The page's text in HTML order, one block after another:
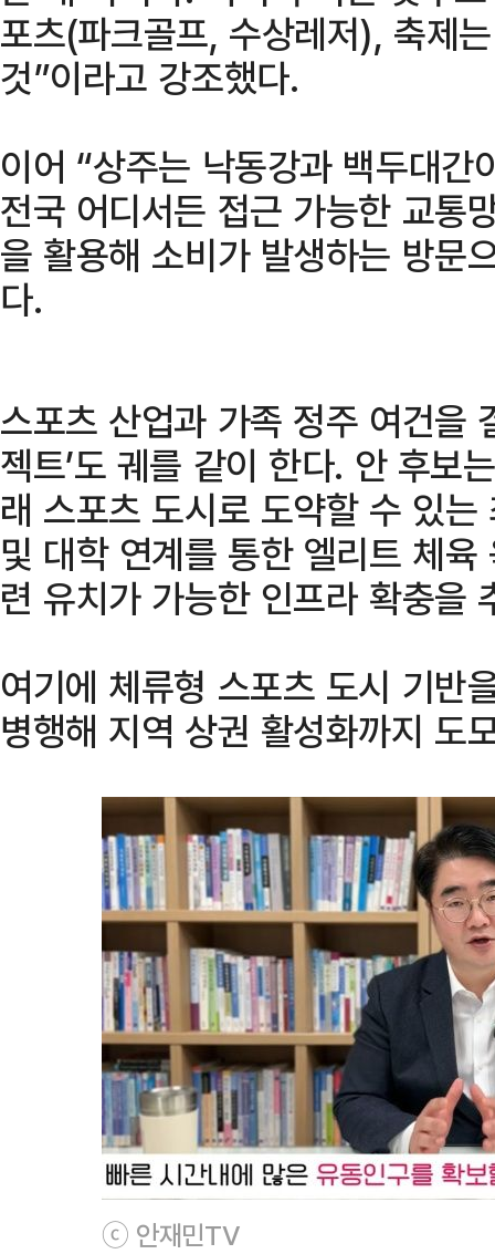
포츠(파크골프, 수상레저), 축제
것”이라고 강조했다.
이어 “상주는 낙동강과 백두대
전국 어디서든 접근 가능한 교통
을 활용해 소비가 발생하는 방문
다.
스포츠 산업과 가족 정주 여건을
젝트’도 궤를 같이 한다. 안 후보
래 스포츠 도시로 도약할 수 있는
및 대학 연계를 통한 엘리트 체육
련 유치가 가능한 인프라 확충을
여기에 체류형 스포츠 도시 기반
병행해 지역 상권 활성화까지 도
ⓒ 안재민TV